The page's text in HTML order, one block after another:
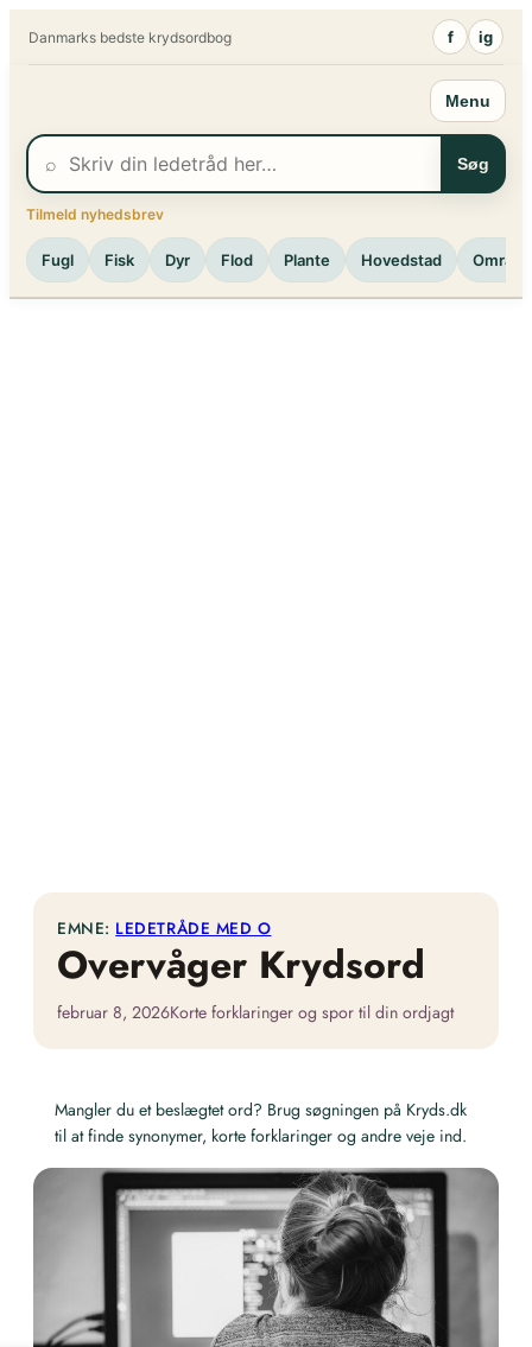
Danmarks bedste krydsordbog f ig
Menu
⌕ Søg
Tilmeld nyhedsbrev
Fugl Fisk Dyr Flod Plante Hovedstad Område
EMNE: LEDETRÅDE MED O
Overvåger Krydsord
februar 8, 2026Korte forklaringer og spor til din ordjagt
Mangler du et beslægtet ord? Brug søgningen på Kryds.dk
til at finde synonymer, korte forklaringer og andre veje ind.